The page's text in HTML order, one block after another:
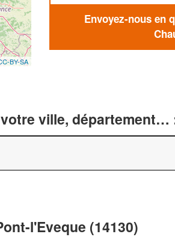
BY-SA
Envoyez-nous en
ville, département…
l'Eveque (14130)